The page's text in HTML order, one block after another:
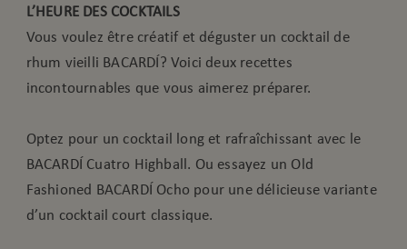
L’HEURE DES COCKTAILS
Vous voulez être créatif et déguster un cocktail de
rhum vieilli BACARDÍ? Voici deux recettes
incontournables que vous aimerez préparer.
Optez pour un cocktail long et rafraîchissant avec le
BACARDÍ Cuatro Highball. Ou essayez un Old
Fashioned BACARDÍ Ocho pour une délicieuse variante
d’un cocktail court classique.